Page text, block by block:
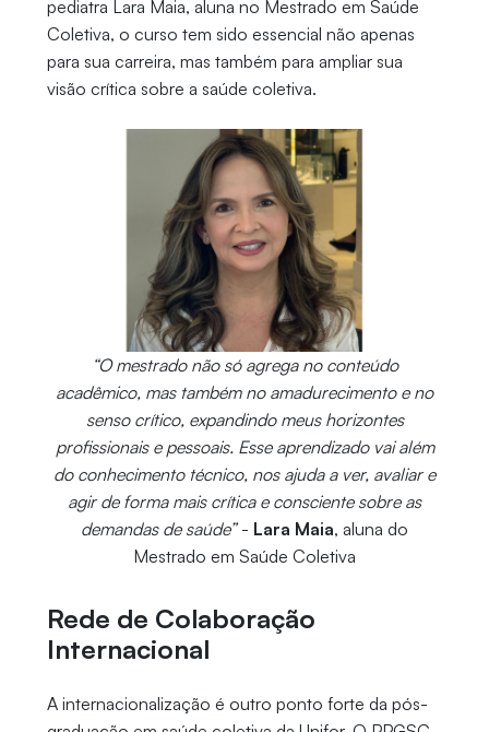
pediatra Lara Maia, aluna no Mestrado em Saúde
Coletiva, o curso tem sido essencial não apenas
para sua carreira, mas também para ampliar sua
visão crítica sobre a saúde coletiva.
“O mestrado não só agrega no conteúdo
acadêmico, mas também no amadurecimento e no
senso crítico, expandindo meus horizontes
profissionais e pessoais. Esse aprendizado vai além
do conhecimento técnico, nos ajuda a ver, avaliar e
agir de forma mais crítica e consciente sobre as
demandas de saúde”- Lara Maia, aluna do
Mestrado em Saúde Coletiva
Rede de Colaboração
Internacional
A internacionalização é outro ponto forte da pós-